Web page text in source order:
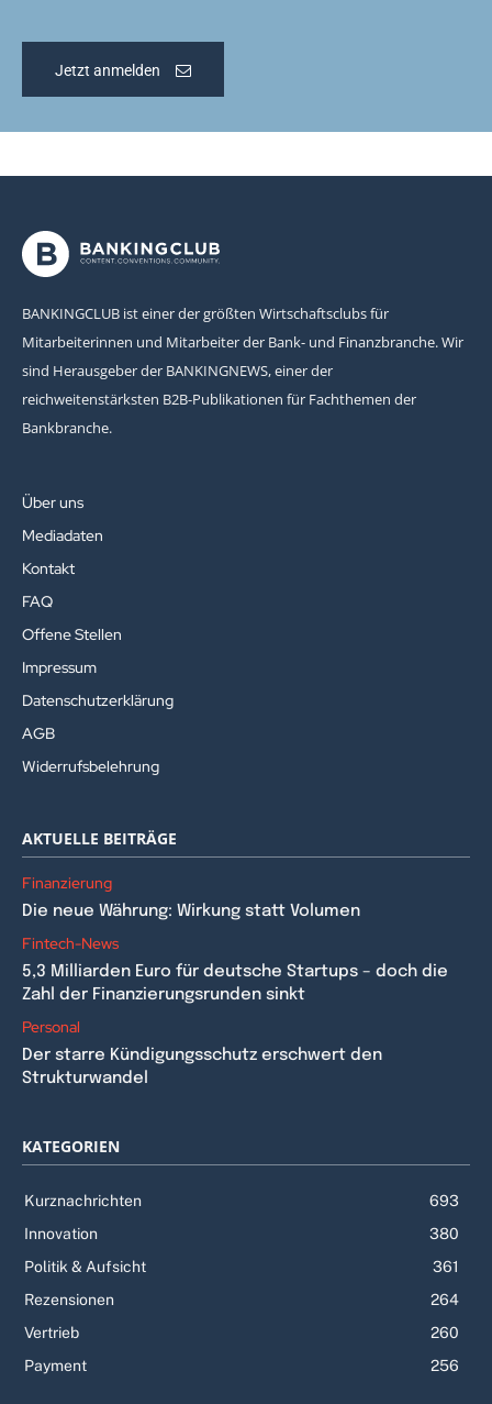
Jetzt anmelden
BANKINGCLUB ist einer der größten Wirtschaftsclubs für
Mitarbeiterinnen und Mitarbeiter der Bank- und Finanzbranche. Wir
sind Herausgeber der BANKINGNEWS, einer der
reichweitenstärksten B2B-Publikationen für Fachthemen der
Bankbranche.
Über uns
Mediadaten
Kontakt
FAQ
Offene Stellen
Impressum
Datenschutzerklärung
AGB
Widerrufsbelehrung
AKTUELLE BEITRÄGE
Finanzierung
Die neue Währung: Wirkung statt Volumen
Fintech-News
5,3 Milliarden Euro für deutsche Startups – doch die
Zahl der Finanzierungsrunden sinkt
Personal
Der starre Kündigungsschutz erschwert den
Strukturwandel
KATEGORIEN
Kurznachrichten
693
Innovation
380
Politik & Aufsicht
361
Rezensionen
264
Vertrieb
260
Payment
256